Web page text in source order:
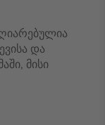
და
მისი